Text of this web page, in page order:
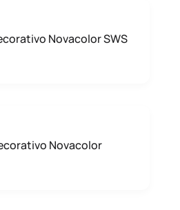
Novacolor SWS
Novacolor